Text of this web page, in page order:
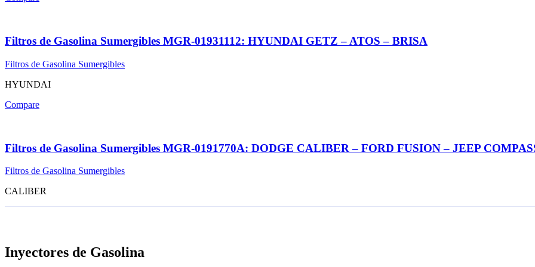
Filtros de Gasolina Sumergibles MGR-01931112: HYUNDAI GETZ – ATOS – BRISA
Filtros de Gasolina Sumergibles
HYUNDAI
Compare
Filtros de Gasolina Sumergibles MGR-0191770A: DODGE CALIBER – FORD FUSION – JEEP
Filtros de Gasolina Sumergibles
CALIBER
Inyectores de Gasolina